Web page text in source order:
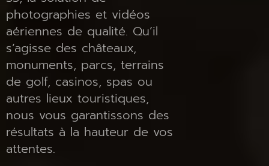
photographies et vidéos
aériennes de qualité. Qu’il
s’agisse des châteaux,
monuments, parcs, terrains
de golf, casinos, spas ou
autres lieux touristiques,
nous vous garantissons des
résultats à la hauteur de vos
attentes.